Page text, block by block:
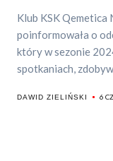
Klub KSK Qemetica
poinformowała o
który w sezonie
spotkaniach,
DAWID ZIELIŃSKI 6